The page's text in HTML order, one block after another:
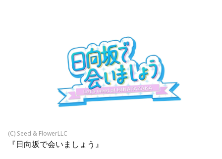
(C) Seed & FlowerLLC
『日向坂で会いましょう』